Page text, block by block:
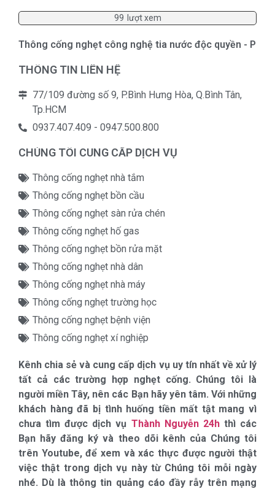
99 lượt xem
Thông cống nghẹt công nghệ tia nước độc quyền - P1
THÔNG TIN LIÊN HỆ
77/109 đường số 9, P.Bình Hưng Hòa, Q.Bình Tân,
Tp.HCM
0937.407.409 - 0947.500.800
CHÚNG TÔI CUNG CẤP DỊCH VỤ
Thông cống nghẹt nhà tắm
Thông cống nghẹt bồn cầu
Thông cống nghẹt sàn rửa chén
Thông cống nghẹt hố gas
Thông cống nghẹt bồn rửa mặt
Thông cống nghẹt nhà dân
Thông cống nghẹt nhà máy
Thông cống nghẹt trường học
Thông cống nghẹt bệnh viện
Thông cống nghẹt xí nghiệp
Kênh chia sẻ và cung cấp dịch vụ uy tín nhất về xử lý
tất cả các trường hợp nghẹt cống. Chúng tôi là
người miền Tây, nên các Bạn hãy yên tâm. Với những
khách hàng đã bị tình huống tiền mất tật mang vì
chưa tìm được dịch vụ Thành Nguyễn 24hthì các
Bạn hãy đăng ký và theo dõi kênh của Chúng tôi
trên Youtube, để xem và xác thực được người thật
việc thật trong dịch vụ này từ Chúng tôi mỗi ngày
nhé. Dù là thông tin quảng cáo đầy rẫy trên mạng